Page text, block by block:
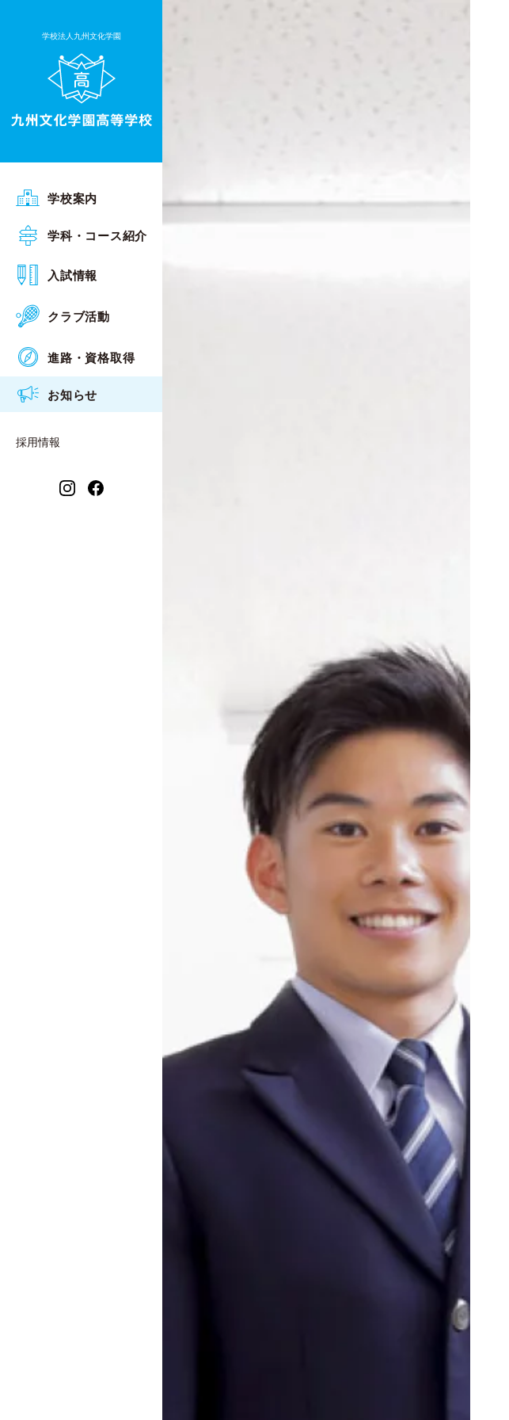
学校法人九州文化学園
学校案内
ごあいさつ
沿革
行事予定
校章・校歌
アクセス
情報公開
学科・コース紹介
通科 Sアカデミーコース
通科 Sグローバルコース
物調理科
生看護科
生看護専攻科
入試情報
オープンスクール
入試相談会
クラブ活動
進路・資格取得
お知らせ
2026年度
採用情報